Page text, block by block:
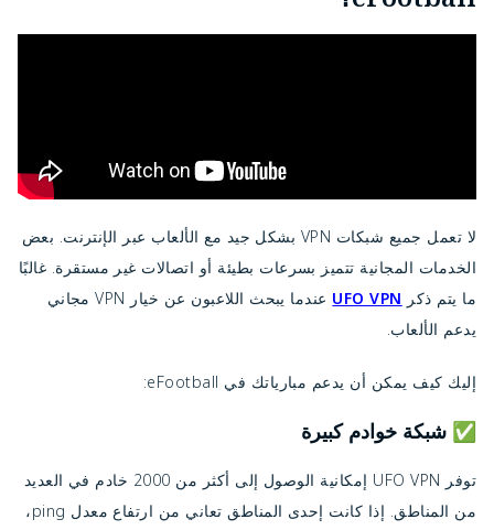
لا تعمل جميع شبكات VPN بشكل جيد مع الألعاب عبر الإنترنت. بعض
الخدمات المجانية تتميز بسرعات بطيئة أو اتصالات غير مستقرة. غالبًا
ما يتم ذكر UFO VPN
عندما يبحث اللاعبون عن خيار VPN مجاني
يدعم الألعاب.
إليك كيف يمكن أن يدعم مبارياتك في eFootball:
✅ شبكة خوادم كبيرة
توفر UFO VPN إمكانية الوصول إلى أكثر من 2000 خادم في العديد
من المناطق. إذا كانت إحدى المناطق تعاني من ارتفاع معدل ping،